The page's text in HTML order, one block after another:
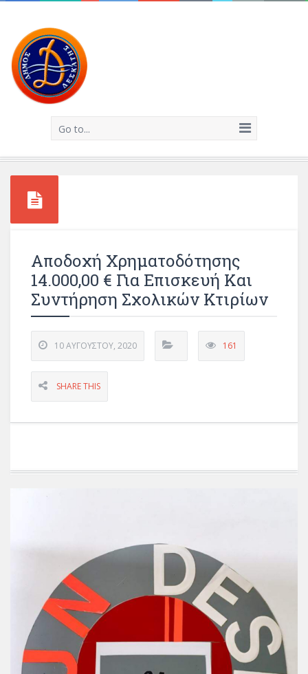
Go to...
Αποδοχή Χρηματοδότησης
14.000,00 € Για Επισκευή Και
Συντήρηση Σχολικών Κτιρίων
10 ΑΥΓΟΎΣΤΟΥ, 2020 161
SHARE THIS